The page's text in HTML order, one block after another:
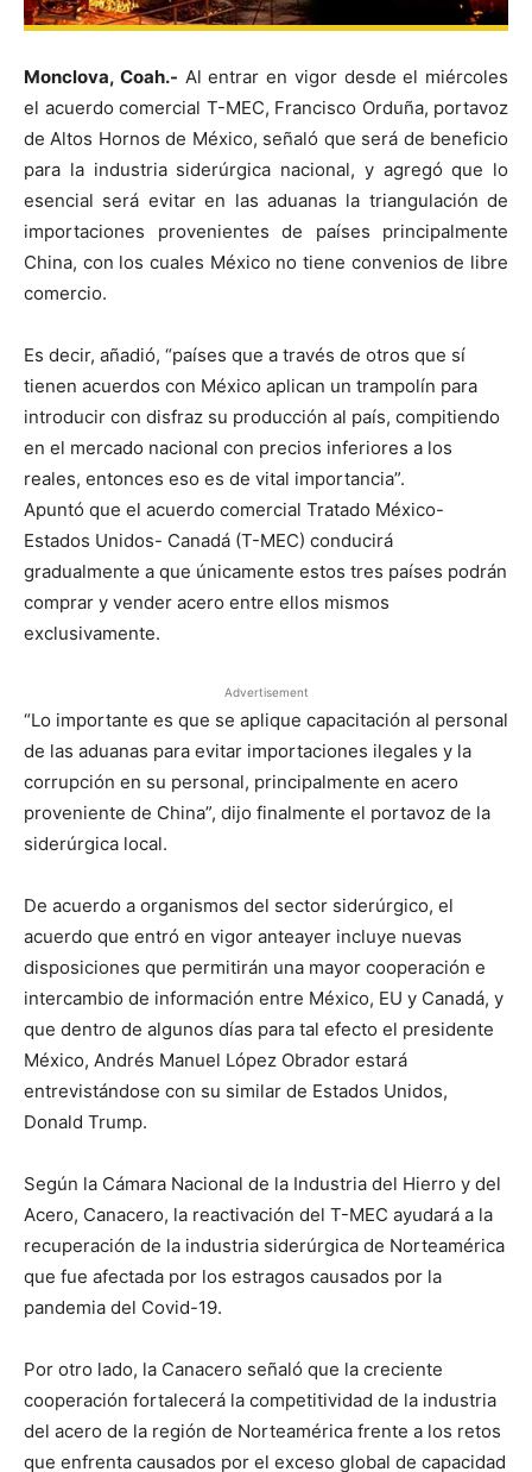
Monclova, Coah.- Al entrar en vigor desde el miércoles
el acuerdo comercial T-MEC, Francisco Orduña, portavoz
de Altos Hornos de México, señaló que será de beneficio
para la industria siderúrgica nacional, y agregó que lo
esencial será evitar en las aduanas la triangulación de
importaciones provenientes de países principalmente
China, con los cuales México no tiene convenios de libre
comercio.
Es decir, añadió, “países que a través de otros que sí
tienen acuerdos con México aplican un trampolín para
introducir con disfraz su producción al país, compitiendo
en el mercado nacional con precios inferiores a los
reales, entonces eso es de vital importancia”.
Apuntó que el acuerdo comercial Tratado México-
Estados Unidos- Canadá (T-MEC) conducirá
gradualmente a que únicamente estos tres países podrán
comprar y vender acero entre ellos mismos
exclusivamente.
Advertisement
“Lo importante es que se aplique capacitación al personal
de las aduanas para evitar importaciones ilegales y la
corrupción en su personal, principalmente en acero
proveniente de China”, dijo finalmente el portavoz de la
siderúrgica local.
De acuerdo a organismos del sector siderúrgico, el
acuerdo que entró en vigor anteayer incluye nuevas
disposiciones que permitirán una mayor cooperación e
intercambio de información entre México, EU y Canadá, y
que dentro de algunos días para tal efecto el presidente
México, Andrés Manuel López Obrador estará
entrevistándose con su similar de Estados Unidos,
Donald Trump.
Según la Cámara Nacional de la Industria del Hierro y del
Acero, Canacero, la reactivación del T-MEC ayudará a la
recuperación de la industria siderúrgica de Norteamérica
que fue afectada por los estragos causados por la
pandemia del Covid-19.
Por otro lado, la Canacero señaló que la creciente
cooperación fortalecerá la competitividad de la industria
del acero de la región de Norteamérica frente a los retos
que enfrenta causados por el exceso global de capacidad